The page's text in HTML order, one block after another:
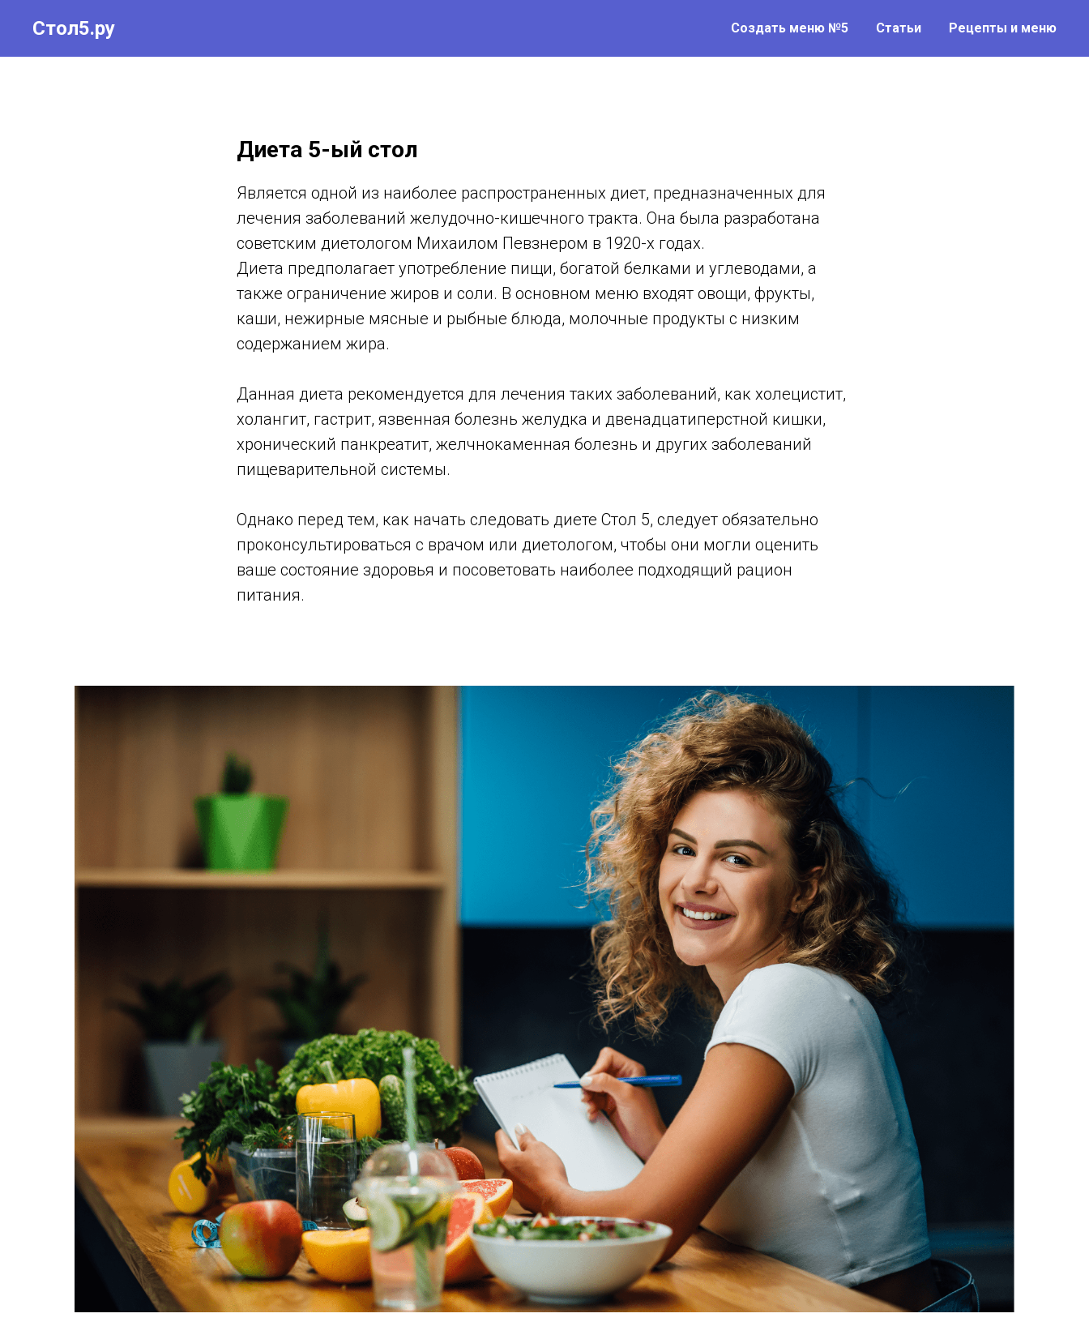
Стол5.ру Создать меню №5 Статьи Рецепты и меню
Диета 5-ый стол
Является одной из наиболее распространенных диет, предназначенных для
лечения заболеваний желудочно-кишечного тракта. Она была разработана
советским диетологом Михаилом Певзнером в 1920-х годах.
Диета предполагает употребление пищи, богатой белками и углеводами, а
также ограничение жиров и соли. В основном меню входят овощи, фрукты,
каши, нежирные мясные и рыбные блюда, молочные продукты с низким
содержанием жира.
Данная диета рекомендуется для лечения таких заболеваний, как холецистит,
холангит, гастрит, язвенная болезнь желудка и двенадцатиперстной кишки,
хронический панкреатит, желчнокаменная болезнь и других заболеваний
пищеварительной системы.
Однако перед тем, как начать следовать диете Стол 5, следует обязательно
проконсультироваться с врачом или диетологом, чтобы они могли оценить
ваше состояние здоровья и посоветовать наиболее подходящий рацион
питания.